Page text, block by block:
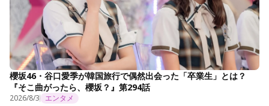
櫻坂46・谷口愛季が韓国旅行で偶然出会った「卒業生」とは？
『そこ曲がったら、櫻坂？』第294話
2026/8/3 エンタメ